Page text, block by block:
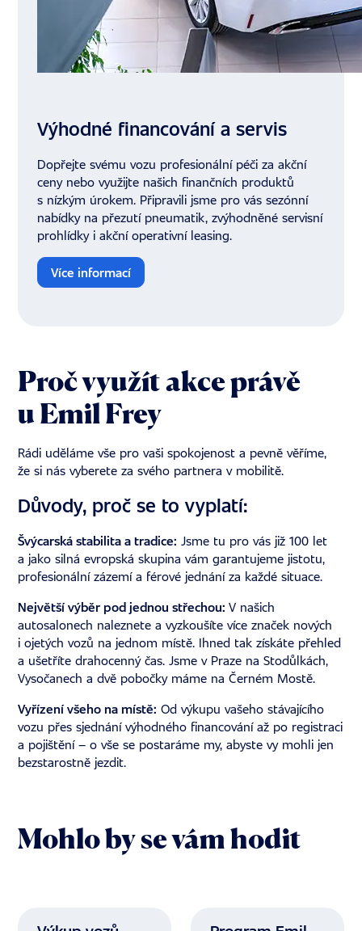
Výhodné financování a servis
Dopřejte svému vozu profesionální péči za akční
ceny nebo využijte našich finančních produktů
s nízkým úrokem. Připravili jsme pro vás sezónní
nabídky na přezutí pneumatik, zvýhodněné servisní
prohlídky i akční operativní leasing.
Více informací
Proč využít akce právě
u Emil Frey
Rádi uděláme vše pro vaši spokojenost a pevně věříme,
že si nás vyberete za svého partnera v mobilitě.
Důvody, proč se to vyplatí:
Švýcarská stabilita a tradice: Jsme tu pro vás již100 let
a jako silná evropská skupina vám garantujeme jistotu,
profesionální zázemí a férové jednání za každé situace.
Největší výběr pod jednou střechou: V našich
autosalonech naleznete a vyzkoušíte více značek nových
i ojetých vozů na jednom místě. Ihned tak získáte přehled
a ušetříte drahocenný čas. Jsme v Praze na Stodůlkách,
Vysočanech a dvě pobočky máme na Černém Mostě.
Vyřízení všeho na místě: Odvýkupu vašeho stávajícího
vozu přes sjednání výhodného financováníaž po registraci
a pojištění – o vše se postaráme my, abyste vy mohli jen
bezstarostně jezdit.
Mohlo by se vám hodit